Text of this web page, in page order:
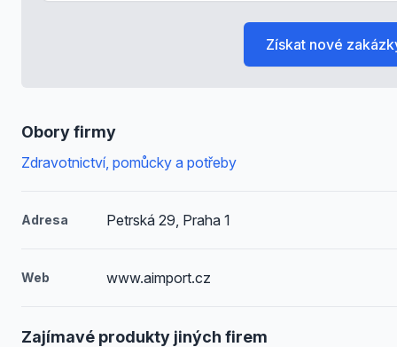
Obory firmy
Zdravotnictví, pomůcky a potřeby
Adresa Petrská 29, Praha 1
Web www.aimport.cz
Zajímavé produkty jiných firem
Získat nové